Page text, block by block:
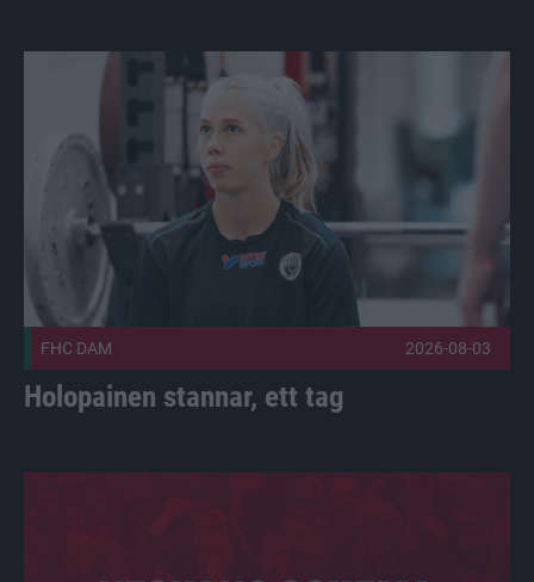
FHC DAM 2026-08-03
Holopainen stannar, ett tag